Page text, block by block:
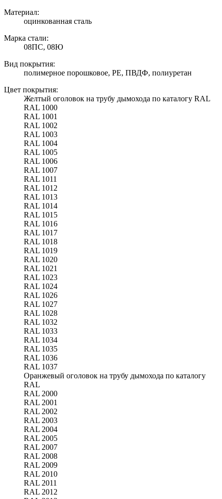
Материал:
оцинкованная сталь
Марка стали:
08ПС, 08Ю
Вид покрытия:
полимерное порошковое, PE, ПВДФ, полиуретан
Цвет покрытия:
Желтый оголовок на трубу дымохода по каталогу RAL
RAL 1000
RAL 1001
RAL 1002
RAL 1003
RAL 1004
RAL 1005
RAL 1006
RAL 1007
RAL 1011
RAL 1012
RAL 1013
RAL 1014
RAL 1015
RAL 1016
RAL 1017
RAL 1018
RAL 1019
RAL 1020
RAL 1021
RAL 1023
RAL 1024
RAL 1026
RAL 1027
RAL 1028
RAL 1032
RAL 1033
RAL 1034
RAL 1035
RAL 1036
RAL 1037
Оранжевый оголовок на трубу дымохода по каталогу
RAL
RAL 2000
RAL 2001
RAL 2002
RAL 2003
RAL 2004
RAL 2005
RAL 2007
RAL 2008
RAL 2009
RAL 2010
RAL 2011
RAL 2012